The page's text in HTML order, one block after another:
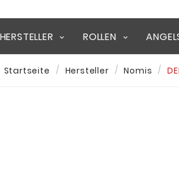
HERSTELLER ROLLEN
Startseite Hersteller Nomis